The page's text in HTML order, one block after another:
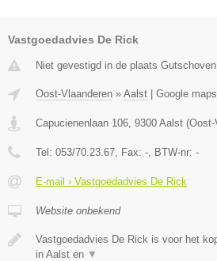
Vastgoedadvies De Rick
Niet gevestigd in de plaats
Oost-Vlaanderen » Aalst Google maps
Capucienenlaan 106 9300 Aalst (Oost-
Tel: 053/70.23.67 , Fax: - , BTW-nr: -
E-mail › Vastgoedadvies De Rick
Website onbekend
Vastgoedadvies De Rick is voor het
in Aalst en ▼